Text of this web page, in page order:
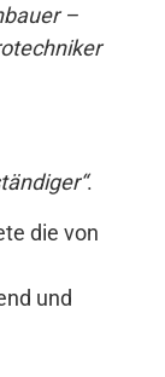
–
.
die von
und